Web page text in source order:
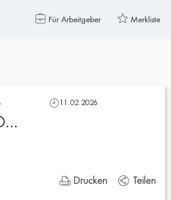
Für Arbeitgeber Merkliste
11.02.2026
Drucken Teilen